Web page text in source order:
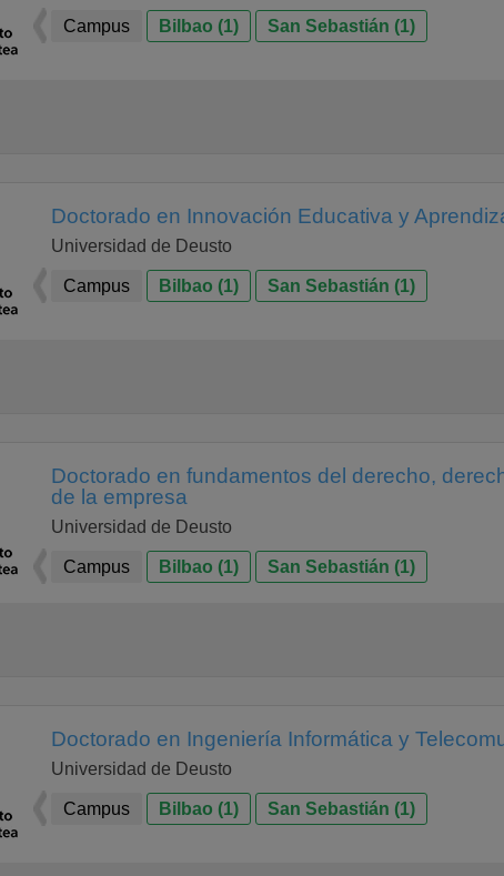
Campus Bilbao (1) San Sebastián (1)
Doctorado en Innovación Educativa y
Universidad de Deusto
Campus Bilbao (1) San Sebastián (1)
Doctorado en fundamentos del derecho,
de la empresa
Universidad de Deusto
Campus Bilbao (1) San Sebastián (1)
Doctorado en Ingeniería Informática y
Universidad de Deusto
Campus Bilbao (1) San Sebastián (1)